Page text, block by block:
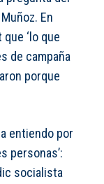
En
‘lo que
de campaña
porque
entiendo por
personas’:
socialista